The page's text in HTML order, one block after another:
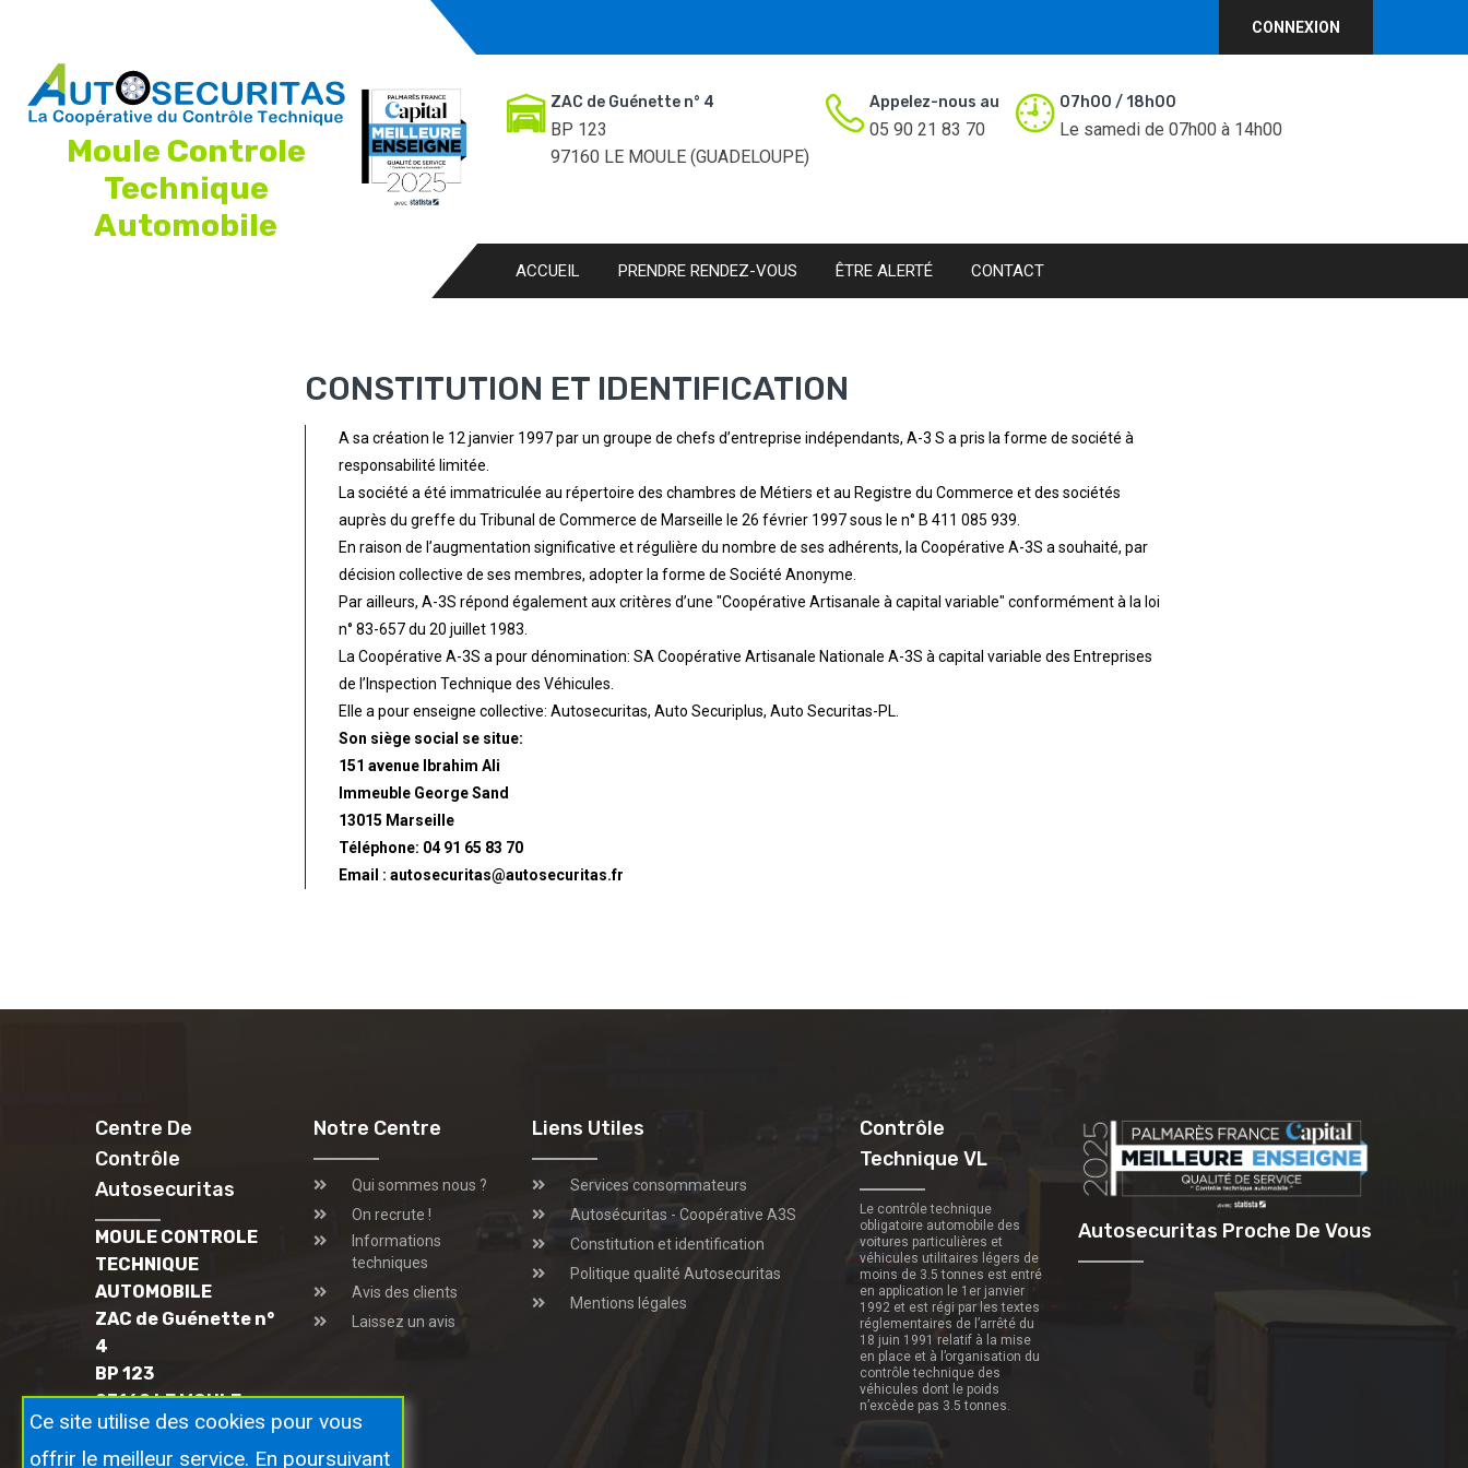
CONNEXION
Moule Controle
Technique
Automobile
ZAC de Guénette n° 4
BP 123
97160 LE MOULE (GUADELOUPE)
Appelez-nous au
05 90 21 83 70
07h00 / 18h00
Le samedi de 07h00 à 14h00
ACCUEIL PRENDRE RENDEZ-VOUS ÊTRE ALERTÉ CONTACT
CONSTITUTION ET IDENTIFICATION
A sa création le 12 janvier 1997 par un groupe de chefs d’entreprise indépendants, A-3 S a pris la forme de société à
responsabilité limitée.
La société a été immatriculée au répertoire des chambres de Métiers et au Registre du Commerce et des sociétés
auprès du greffe du Tribunal de Commerce de Marseille le 26 février 1997 sous le n° B 411 085 939.
En raison de l’augmentation significative et régulière du nombre de ses adhérents, la Coopérative A-3S a souhaité, par
décision collective de ses membres, adopter la forme de Société Anonyme.
Par ailleurs, A-3S répond également aux critères d’une "Coopérative Artisanale à capital variable" conformément à la loi
n° 83-657 du 20 juillet 1983.
La Coopérative A-3S a pour dénomination: SA Coopérative Artisanale Nationale A-3S à capital variable des Entreprises
de l’Inspection Technique des Véhicules.
Elle a pour enseigne collective: Autosecuritas, Auto Securiplus, Auto Securitas-PL.
Son siège social se situe:
151 avenue Ibrahim Ali
Immeuble George Sand
13015 Marseille
Téléphone: 04 91 65 83 70
Email : autosecuritas@autosecuritas.fr
Centre De
Contrôle
Autosecuritas
MOULE CONTROLE
TECHNIQUE
AUTOMOBILE
ZAC de Guénette n°
4
BP 123
97160 LE MOULE
(GUADELOUPE)
05 90 21 83 70
Notre Centre
Qui sommes nous ?
On recrute !
Informations
techniques
Avis des clients
Laissez un avis
Liens Utiles
Services consommateurs
Autosécuritas - Coopérative A3S
Constitution et identification
Politique qualité Autosecuritas
Mentions légales
Contrôle
Technique VL
Le contrôle technique
obligatoire automobile des
voitures particulières et
véhicules utilitaires légers de
moins de 3.5 tonnes est entré
en application le 1er janvier
1992 et est régi par les textes
réglementaires de l’arrêté du
18 juin 1991 relatif à la mise
en place et à l’organisation du
contrôle technique des
véhicules dont le poids
n’excède pas 3.5 tonnes.
Autosecuritas Proche De Vous
Ce site utilise des cookies pour vous
offrir le meilleur service. En poursuivant